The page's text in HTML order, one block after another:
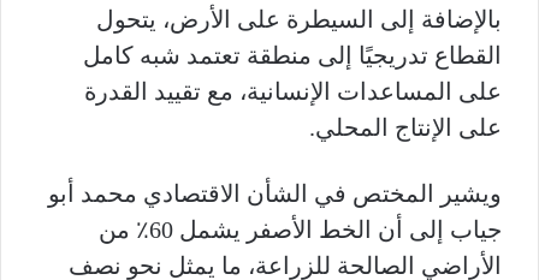
بالإضافة إلى السيطرة على الأرض، يتحول
القطاع تدريجيًا إلى منطقة تعتمد شبه كامل
على المساعدات الإنسانية، مع تقييد القدرة
على الإنتاج المحلي.
ويشير المختص في الشأن الاقتصادي محمد أبو
جياب إلى أن الخط الأصفر يشمل 60٪ من
الأراضي الصالحة للزراعة، ما يمثل نحو نصف